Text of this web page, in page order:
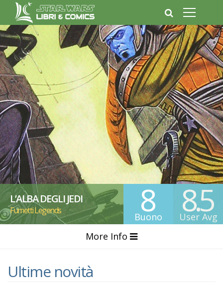
L’ALBA DEGLI JEDI
Fumetti Legends 8
Buono 8.5
User Avg
More Info
Ultime novità